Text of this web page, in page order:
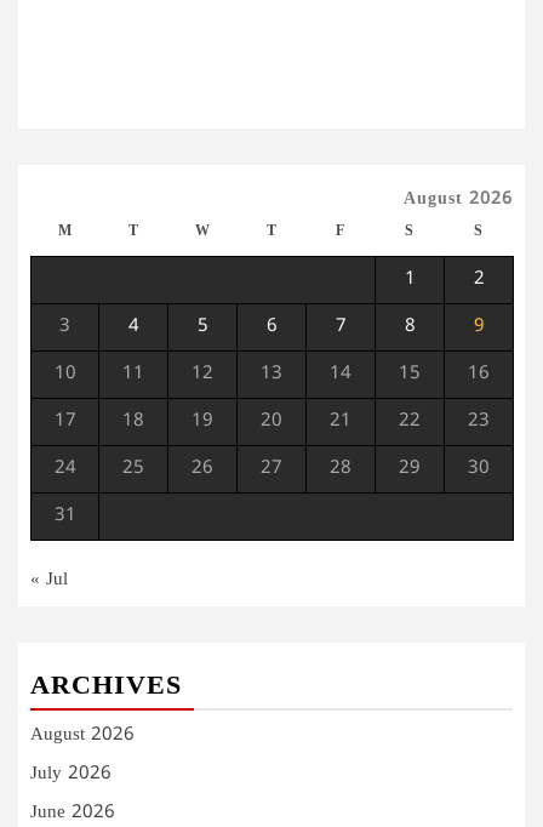
August 2026
M T W T F S S
1 2
3 4 5 6 7 8 9
10 11 12 13 14 15 16
17 18 19 20 21 22 23
24 25 26 27 28 29 30
31
« Jul
ARCHIVES
August 2026
July 2026
June 2026